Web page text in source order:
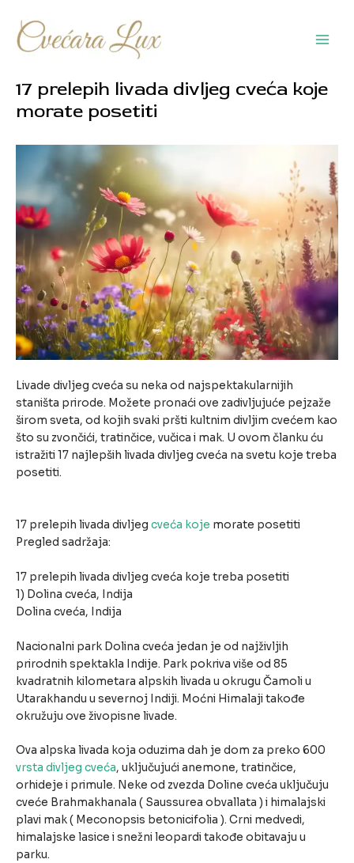
sadržaj
17 prelepih livada divljeg cveća koje
morate posetiti
Livade divljeg cveća su neka od najspektakularnijih
staništa prirode. Možete pronaći ove zadivljujuće pejzaže
širom sveta, od kojih svaki pršti kultnim divljim cvećem kao
što su zvončići, tratinčice, vučica i mak. U ovom članku ću
istražiti 17 najlepših livada divljeg cveća na svetu koje treba
posetiti.
17 prelepih livada divljeg cveća koje morate posetiti
Pregled sadržaja:
17 prelepih livada divljeg cveća koje treba posetiti
1) Dolina cveća, Indija
Dolina cveća, Indija
Nacionalni park Dolina cveća jedan je od najživljih
prirodnih spektakla Indije. Park pokriva više od 85
kvadratnih kilometara alpskih livada u okrugu Čamoli u
Utarakhandu u severnoj Indiji. Moćni Himalaji takođe
okružuju ove živopisne livade.
Ova alpska livada koja oduzima dah je dom za preko 600
vrsta divljeg cveća, uključujući anemone, tratinčice,
orhideje i primule. Neke od zvezda Doline cveća uključuju
cveće Brahmakhanala ( Saussurea obvallata ) i himalajski
plavi mak ( Meconopsis betonicifolia ). Crni medvedi,
himalajske lasice i snežni leopardi takođe obitavaju u
parku.